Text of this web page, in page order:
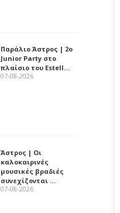
Παράλιο Άστρος | 2ο
Junior Party στο
πλαίσιο του Estell…
07-08-2026
Άστρος | Οι
καλοκαιρινές
μουσικές βραδιές
συνεχίζονται …
07-08-2026